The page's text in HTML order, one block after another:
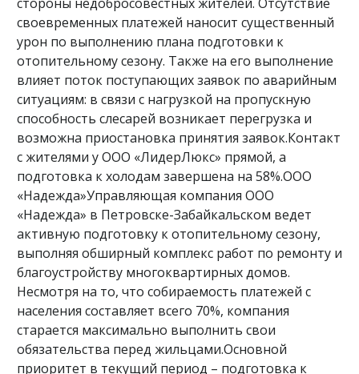
своевременных платежей наносит существенный
урон по выполнению плана подготовки к
отопительному сезону. Также на его выполнение
влияет поток поступающих заявок по аварийным
ситуациям: в связи с нагрузкой на пропускную
способность слесарей возникает перегрузка и
возможна приостановка принятия заявок.Контакт
с жителями у ООО «ЛидерЛюкс» прямой, а
подготовка к холодам завершена на 58%.ООО
«Надежда»Управляющая компания ООО
«Надежда» в Петровске-Забайкальском ведет
активную подготовку к отопительному сезону,
выполняя обширный комплекс работ по ремонту и
благоустройству многоквартирных домов.
Несмотря на то, что собираемость платежей с
населения составляет всего 70%, компания
старается максимально выполнить свои
обязательства перед жильцами.Основной
приоритет в текущий период – подготовка к